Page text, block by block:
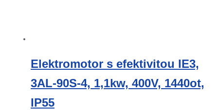
Elektromotor s efektivitou IE3,
3AL-90S-4, 1,1kw, 400V, 1440ot,
IP55